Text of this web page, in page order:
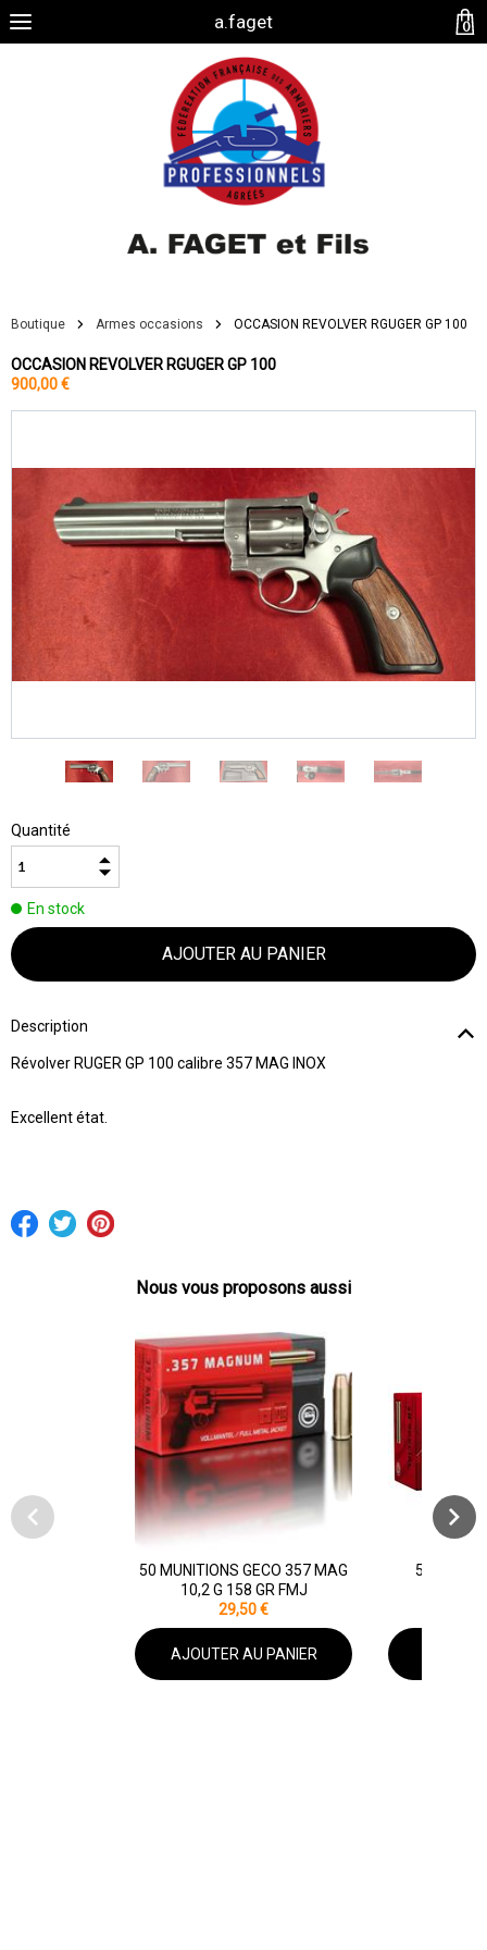
a.faget
Boutique Armes occasions OCCASION REVOLVER RGUGER GP 100
OCCASION REVOLVER RGUGER GP 100
900,00 €
Quantité
En stock
Description
Révolver RUGER GP 100 calibre 357 MAG INOX
Excellent état.
Nous vous proposons aussi
50 MUNITIONS GECO 357 MAG
10,2 G 158 GR FMJ
29,50 €
50
0